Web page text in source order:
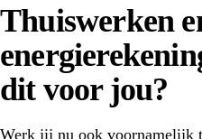
Thuiswerken
dit voor jou?
Werk jij nu ook voornamelijk